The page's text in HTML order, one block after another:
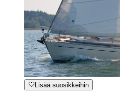
Lisää suosikkeihin